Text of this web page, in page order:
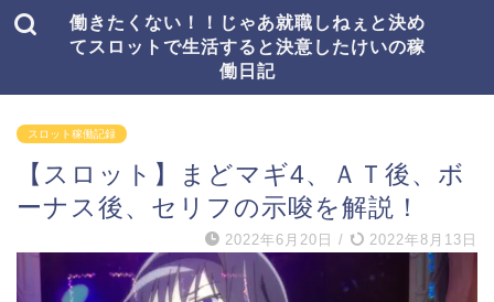
働きたくない！！じゃあ就職しねぇと決め
てスロットで生活すると決意したけいの稼
働日記
スロット稼働記録
【スロット】まどマギ4、ＡＴ後、ボ
ーナス後、セリフの示唆を解説！
2022年6月20日 / 2022年8月13日